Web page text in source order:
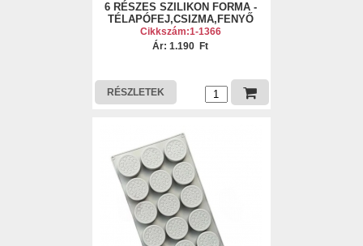
6 RÉSZES SZILIKON FORMA -
TÉLAPÓFEJ,CSIZMA,FENYŐ
Cikkszám:1-1366
Ár: 1.190 Ft
RÉSZLETEK